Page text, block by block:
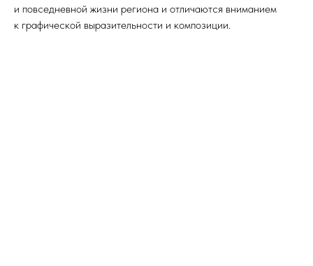
и повседневной жизни региона и отличаются вниманием
к графической выразительности и композиции.